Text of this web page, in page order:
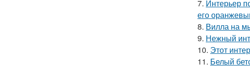
7. Интерьер
его
8. Вилла на
9. Нежный
10. Этот
11. Белый